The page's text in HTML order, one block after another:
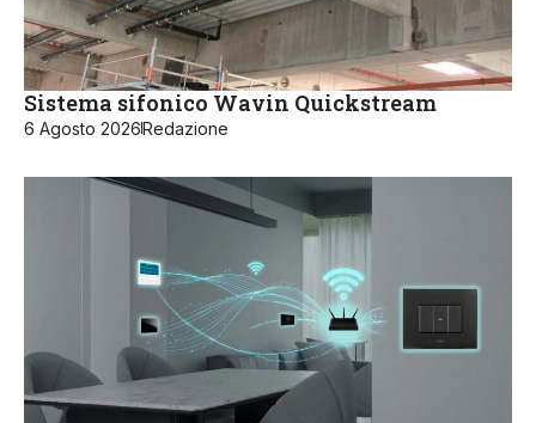
Sistema sifonico Wavin Quickstream
6 Agosto 2026Redazione